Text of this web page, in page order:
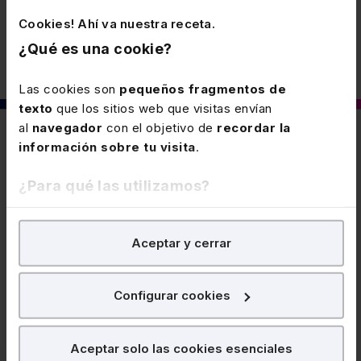
Cookies! Ahí va nuestra receta.
¿Qué es una cookie?
Las cookies son pequeños fragmentos de
texto que los sitios web que visitas envían
al navegador con el objetivo de recordar la
información sobre tu visita.
¿Para qué las utilizamos?
En Lefebvre utilizamos las cookies confines
para tratar demejorar tu experiencia
nuestra página web. También con fines publicitarios,
¿Qué puedes hacer?
Aceptar y cerrar
Configurar cookies
Aceptar solo las cookies esenciales
También puede interesarte
Aprobación de los modelos de
declaración de 2023 (RF 21/24 21 de
Mayo de 2024 al 27 de Mayo de 2024)
Se aprueba la Orden Ministerial que regula los
modelos de declaraciones para los períodos
impositivos iniciados a partir del 1-1-2023 del IS, del
permanentes y de las entidades en régimen de